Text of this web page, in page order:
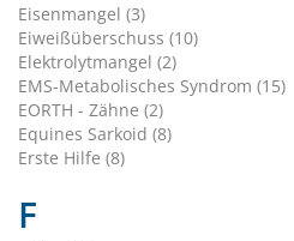
Eisenmangel (3)
Eiweißüberschuss (10)
Elektrolytmangel (2)
EMS-Metabolisches Syndrom (15)
EORTH - Zähne (2)
Equines Sarkoid (8)
Erste Hilfe (8)
F